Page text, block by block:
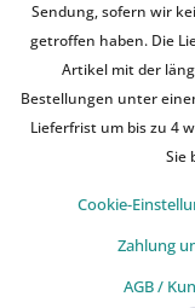
Sendung, sofern wir
getroffen haben. Die
Artikel mit der
Bestellungen unter
Lieferfrist um bis zu 4
Sie
Cookie-
Zahlung
AGB /